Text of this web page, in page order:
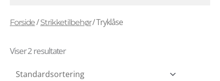
Forside/Strikketilbehør/ Tryklåse
Viser 2 resultater